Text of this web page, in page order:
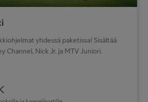
yhdessä paketissa! Sisältää
Channel, Nick Jr. ja MTV Juniori.